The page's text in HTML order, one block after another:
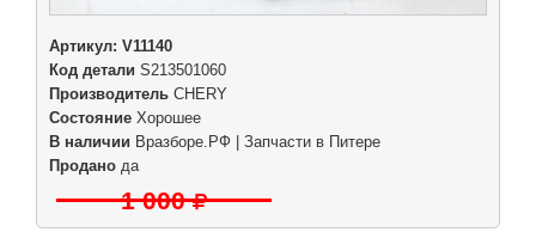
Артикул: V11140
Код детали S213501060
Производитель CHERY
Состояние Хорошее
В наличии Вразборе.РФ | Запчасти в Питере
Продано да
1 000